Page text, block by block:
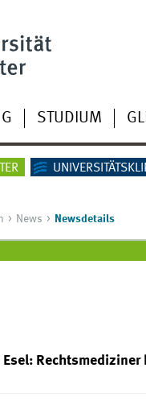
STUDIUM
News Newsdetails